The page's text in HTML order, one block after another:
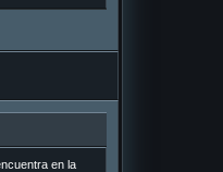
en la